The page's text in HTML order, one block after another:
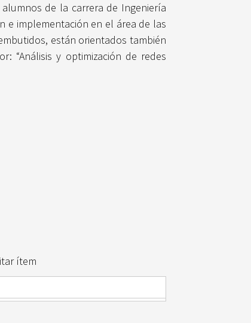
de la carrera de Ingeniería
e implementación en el área de las
están orientados también
“Análisis y optimización de redes
ítem